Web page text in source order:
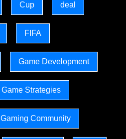
Cup deal
FIFA
Game Development
Game Strategies
Gaming Community